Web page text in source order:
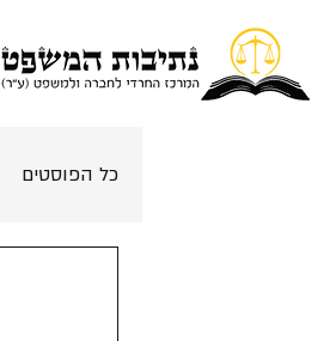
כל הפוסטים